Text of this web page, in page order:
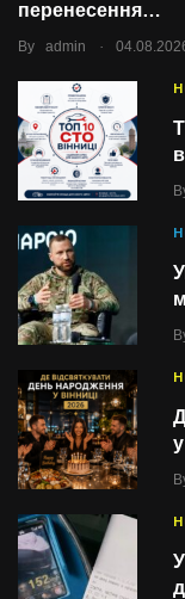
перенесення…
By admin .